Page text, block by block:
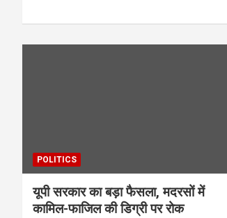
POLITICS
यूपी सरकार का बड़ा फैसला, मदरसों में
कामिल-फाजिल की डिग्री पर रोक